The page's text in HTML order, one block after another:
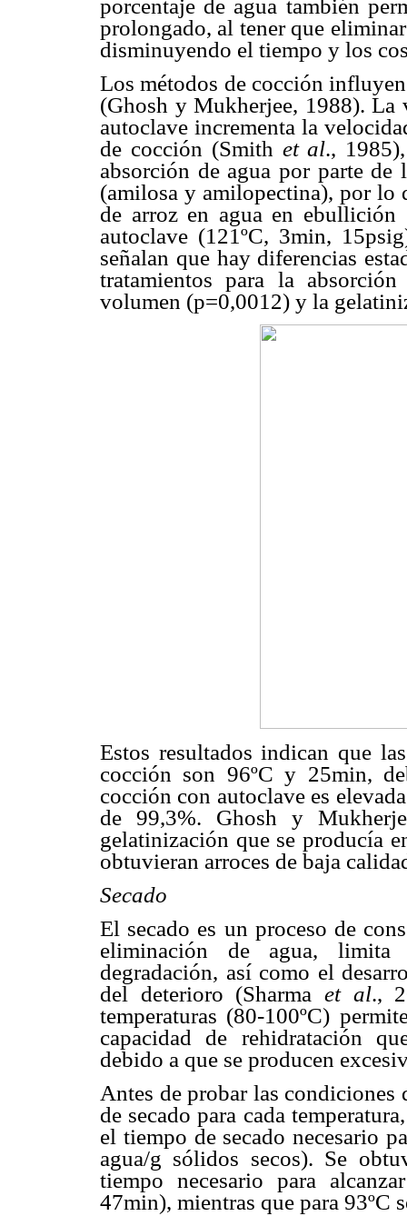
porcentaje de agua también
prolongado, al tener que
disminuyendo el tiempo y los
Los métodos de cocción
(Ghosh y Mukherjee, 1988). La
autoclave incrementa la
de cocción (Smith et al.,
absorción de agua por parte
(amilosa y amilopectina), por lo
de arroz en agua en
autoclave (121ºC, 3min,
señalan que hay diferencias
tratamientos para la
volumen (p=0,0012) y la
Estos resultados indican que
cocción son 96ºC y 25min,
cocción con autoclave es
de 99,3%. Ghosh y
gelatinización que se producía
obtuvieran arroces de baja
Secado
El secado es un proceso de
eliminación de agua, limita
degradación, así como el
del deterioro (Sharma et al.,
temperaturas (80-100ºC)
capacidad de rehidratación
debido a que se producen
Antes de probar las condiciones
de secado para cada
el tiempo de secado necesario
agua/g sólidos secos). Se
tiempo necesario para
47min), mientras que para 93ºC